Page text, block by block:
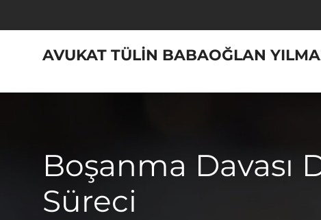
AVUKAT TÜLIN BABAOĞLAN
Boşanma Davası
Süreci